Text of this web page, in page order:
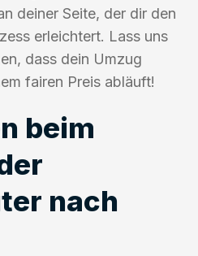
deiner Seite, der dir den
erleichtert. Lass uns
dass dein Umzug
fairen Preis abläuft!
beim
nach